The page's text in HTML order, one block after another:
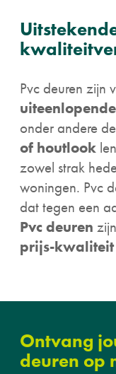
Pvc deuren zijn
onder andere
of houtlook
zowel strak
woningen. Pvc
dat tegen een
Pvc deuren
prijs-kwaliteit
Ontvang
deuren op